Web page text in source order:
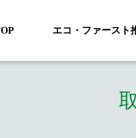
エコ・ファースト